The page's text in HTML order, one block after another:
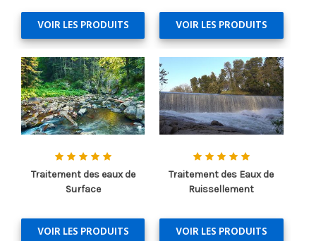
VOIR LES PRODUITS VOIR LES PRODUITS
Traitement des eaux de
Surface
VOIR LES PRODUITS
Traitement des Eaux de
Ruissellement
VOIR LES PRODUITS